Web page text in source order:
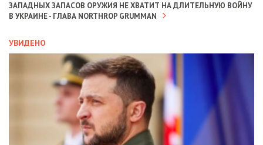
ЗАПАДНЫХ ЗАПАСОВ ОРУЖИЯ НЕ ХВАТИТ НА ДЛИТЕЛЬНУЮ ВОЙНУ
В УКРАИНЕ - ГЛАВА NORTHROP GRUMMAN
УВИДЕНО